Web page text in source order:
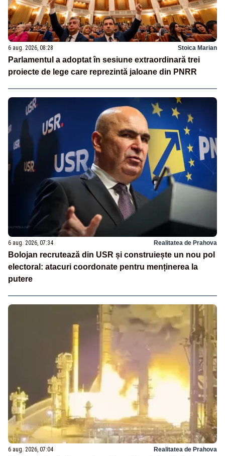
6 aug. 2026, 08:28 Stoica Marian
Parlamentul a adoptat în sesiune extraordinară trei
proiecte de lege care reprezintă jaloane din PNRR
6 aug. 2026, 07:34 Realitatea de Prahova
Bolojan recrutează din USR și construiește un nou pol
electoral: atacuri coordonate pentru menținerea la
putere
6 aug. 2026, 07:04 Realitatea de Prahova